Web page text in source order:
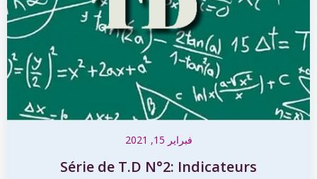
فبراير 15, 2021
Série de T.D N°2: Indicateurs